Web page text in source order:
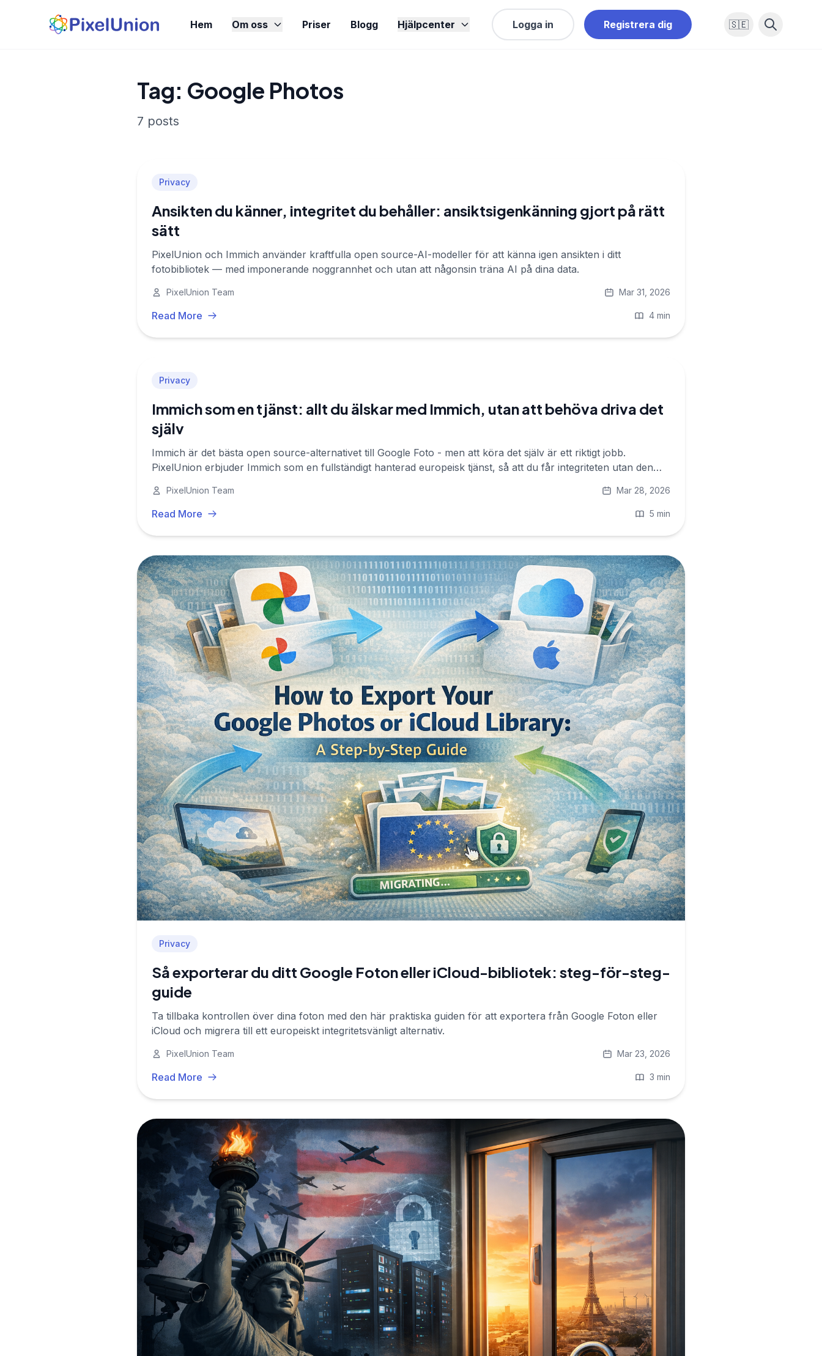
Hem Om oss Priser Blogg Hjälpcenter Logga in Registrera dig 🇸🇪
Tag: Google Photos
7 posts
Privacy
Ansikten du känner, integritet du behåller: ansiktsigenkänning gjort på rätt
sätt
PixelUnion och Immich använder kraftfulla open source-AI-modeller för att känna igen ansikten i ditt
fotobibliotek — med imponerande noggrannhet och utan att någonsin träna AI på dina data.
PixelUnion Team Mar 31, 2026
Read More 4 min
Privacy
Immich som en tjänst: allt du älskar med Immich, utan att behöva driva det
själv
Immich är det bästa open source-alternativet till Google Foto - men att köra det själv är ett riktigt jobb.
PixelUnion erbjuder Immich som en fullständigt hanterad europeisk tjänst, så att du får integriteten utan den
PixelUnion Team Mar 28, 2026
Read More 5 min
Privacy
Så exporterar du ditt Google Foton eller iCloud-bibliotek: steg-för-steg-
guide
Ta tillbaka kontrollen över dina foton med den här praktiska guiden för att exportera från Google Foton eller
iCloud och migrera till ett europeiskt integritetsvänligt alternativ.
PixelUnion Team Mar 23, 2026
Read More 3 min